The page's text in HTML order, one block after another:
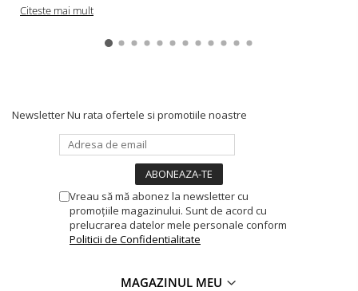
Citeste mai mult
NewsletterNu rata ofertele si promotiile noastre
Vreau să mă abonez la newsletter cu
promoțiile magazinului. Sunt de acord cu
prelucrarea datelor mele personale conform
Politicii de Confidentialitate
MAGAZINUL MEU